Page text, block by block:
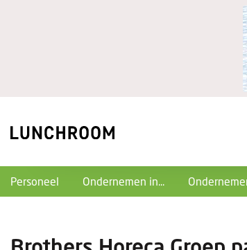
Personeel Ondernemen in...